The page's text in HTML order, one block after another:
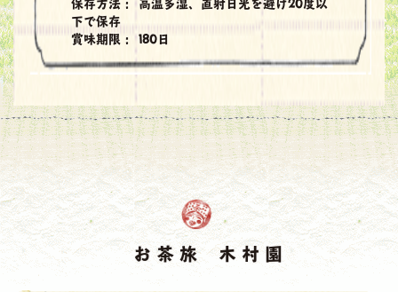
保存方法：
高温多湿、直射日光を避け20度以
下で保存
賞味期限： 180日
お茶旅 木村園